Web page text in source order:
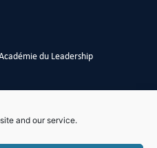
and our service.
du Leadership